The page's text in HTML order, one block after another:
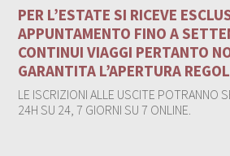
PER L’ESTATE SI RICEVE
APPUNTAMENTO FINO A
CONTINUI VIAGGI PERTANTO
GARANTITA L’APERTURA
LE ISCRIZIONI ALLE USCITE POTRANNO
24H SU 24, 7 GIORNI SU 7 ONLINE.